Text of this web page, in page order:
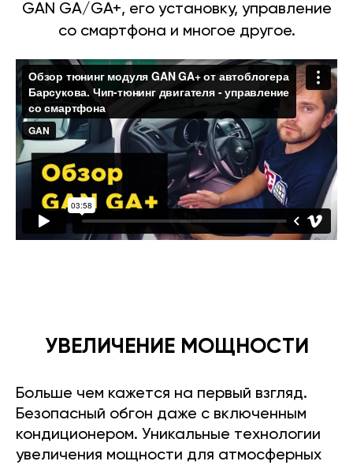
GAN GA/GA+, его установку, управление
со смартфона и многое другое.
УВЕЛИЧЕНИЕ МОЩНОСТИ
Больше чем кажется на первый взгляд.
Безопасный обгон даже с включенным
кондиционером. Уникальные технологии
увеличения мощности для атмосферных